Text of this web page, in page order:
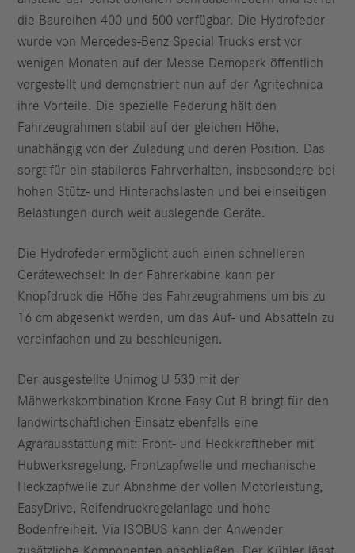
die Baureihen 400 und 500 verfügbar. Die Hydrofeder
wurde von Mercedes-Benz Special Trucks erst vor
wenigen Monaten auf der Messe Demopark öffentlich
vorgestellt und demonstriert nun auf der Agritechnica
ihre Vorteile. Die spezielle Federung hält den
Fahrzeugrahmen stabil auf der gleichen Höhe,
unabhängig von der Zuladung und deren Position. Das
sorgt für ein stabileres Fahrverhalten, insbesondere bei
hohen Stütz- und Hinterachslasten und bei einseitigen
Belastungen durch weit auslegende Geräte.
Die Hydrofeder ermöglicht auch einen schnelleren
Gerätewechsel: In der Fahrerkabine kann per
Knopfdruck die Höhe des Fahrzeugrahmens um bis zu
16 cm abgesenkt werden, um das Auf- und Absatteln zu
vereinfachen und zu beschleunigen.
Der ausgestellte Unimog U 530 mit der
Mähwerkskombination Krone Easy Cut B bringt für den
landwirtschaftlichen Einsatz ebenfalls eine
Agrarausstattung mit: Front- und Heckkraftheber mit
Hubwerksregelung, Frontzapfwelle und mechanische
Heckzapfwelle zur Abnahme der vollen Motorleistung,
EasyDrive, Reifendruckregelanlage und hohe
Bodenfreiheit. Via ISOBUS kann der Anwender